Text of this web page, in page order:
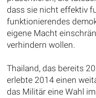
dass sie nicht effektiv
funktionierendes
eigene Macht
verhindern wollen.
Thailand, das bereits
erlebte 2014 einen
das Militär eine Wahl